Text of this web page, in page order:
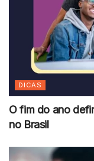
DICAS
O fim do ano
no Brasil